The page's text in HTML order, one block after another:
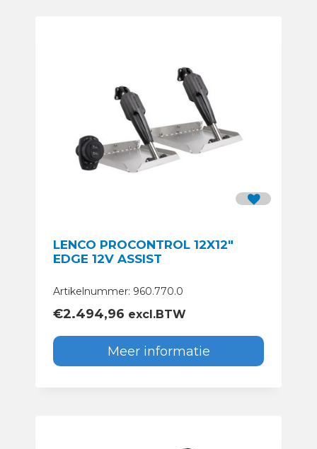
LENCO PROCONTROL 12X12″
EDGE 12V ASSIST
Artikelnummer: 960.770.0
€2.494,96 excl.BTW
Meer informatie